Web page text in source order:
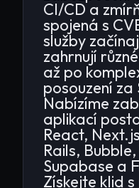
CI/CD a
spojená s
služby
zahrnují
až po
posouzení
Nabízíme
aplikací
React,
Rails,
Supabase a
Získejte klid s